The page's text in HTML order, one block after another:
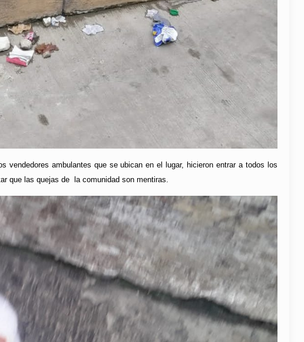
ambulantes que se ubican en el lugar, hicieron entrar a todos los
que las quejas de la comunidad son mentiras.